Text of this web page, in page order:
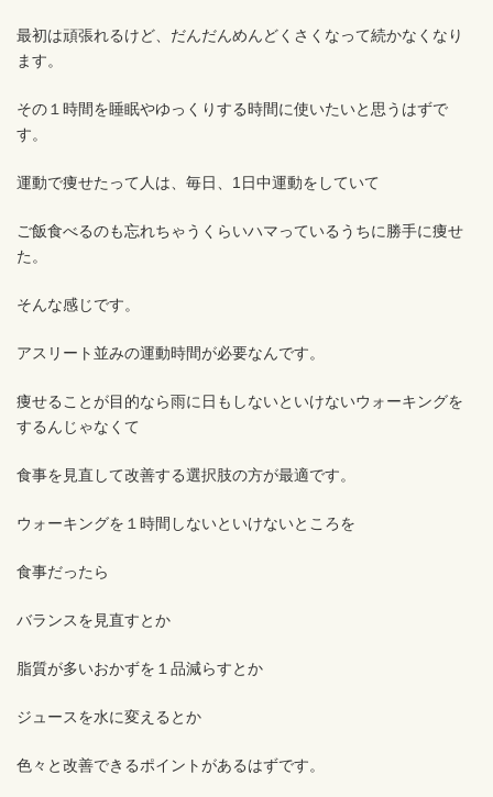
最初は頑張れるけど、だんだんめんどくさくなって続かなくなり
ます。
その１時間を睡眠やゆっくりする時間に使いたいと思うはずで
す。
運動で痩せたって人は、毎日、1日中運動をしていて
ご飯食べるのも忘れちゃうくらいハマっているうちに勝手に痩せ
た。
そんな感じです。
アスリート並みの運動時間が必要なんです。
痩せることが目的なら雨に日もしないといけないウォーキングを
するんじゃなくて
食事を見直して改善する選択肢の方が最適です。
ウォーキングを１時間しないといけないところを
食事だったら
バランスを見直すとか
脂質が多いおかずを１品減らすとか
ジュースを水に変えるとか
色々と改善できるポイントがあるはずです。